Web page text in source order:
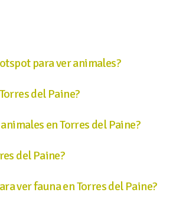
para ver animales?
del Paine?
en Torres del Paine?
del Paine?
ver fauna en Torres del Paine?